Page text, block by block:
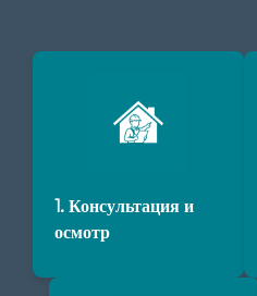
1. Консультация и
осмотр